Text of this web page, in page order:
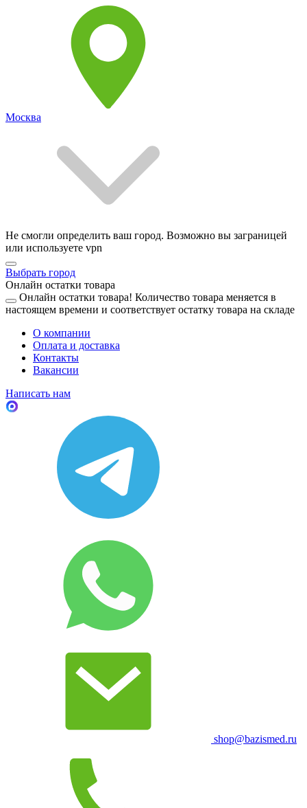
Москва
Не смогли определить ваш город. Возможно вы заграницей
или используете vpn
Выбрать город
Онлайн остатки товара
Онлайн остатки товара! Количество товара меняется в
настоящем времени и соответствует остатку товара на складе
О компании
Оплата и доставка
Контакты
Вакансии
Написать нам
shop@bazismed.ru